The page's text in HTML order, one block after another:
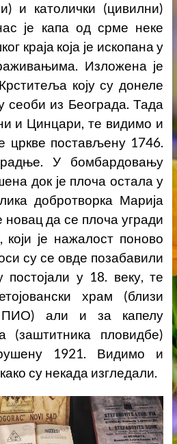
и католички (цивилни)
је капа од срме неке
краја која је ископана у
Изложена је
коју су донеле
сеоби из Београда. Тада
и Цинцари, те видимо и
цркве постављену 1746.
У бомбардовању
док је плоча остала у
добротворка Марија
да се плоча угради
је нажалост поново
су се овде позабавили
постојали у 18. веку, те
храм (близи
али и за капелу
(заштитника пловидбе)
1921. Видимо и
су некада изгледали.